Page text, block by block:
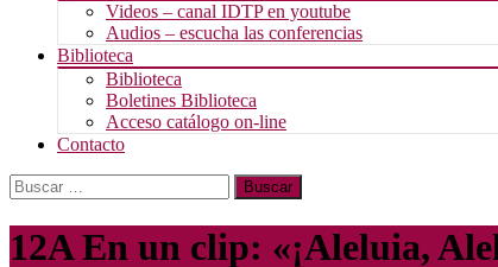
Videos – canal IDTP en youtube
Audios – escucha las conferencias
Biblioteca
Biblioteca
Boletines Biblioteca
Acceso catálogo on-line
Contacto
Buscar:
12A En un clip: «¡Aleluia,